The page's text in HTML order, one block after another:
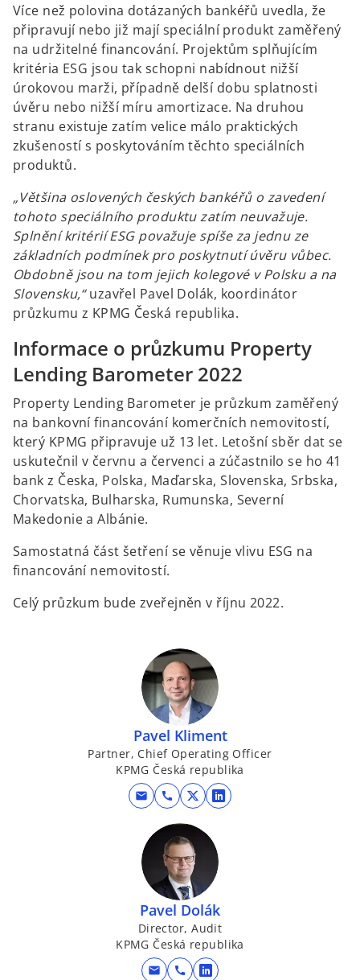
Více než polovina dotázaných bankéřů uvedla, že
připravují nebo již mají speciální produkt zaměřený
na udržitelné financování. Projektům splňujícím
kritéria ESG jsou tak schopni nabídnout nižší
úrokovou marži, případně delší dobu splatnosti
úvěru nebo nižší míru amortizace. Na druhou
stranu existuje zatím velice málo praktických
zkušeností s poskytováním těchto speciálních
produktů.
„Většina oslovených českých bankéřů o zavedení
tohoto speciálního produktu zatím neuvažuje.
Splnění kritérií ESG považuje spíše za jednu ze
základních podmínek pro poskytnutí úvěru vůbec.
Obdobně jsou na tom jejich kolegové v Polsku a na
Slovensku,“uzavřel Pavel Dolák, koordinátor
průzkumu z KPMG Česká republika.
Informace o průzkumu Property
Lending Barometer 2022
Property Lending Barometer je průzkum zaměřený
na bankovní financování komerčních nemovitostí,
který KPMG připravuje už 13 let. Letošní sběr dat se
uskutečnil v červnu a červenci a zúčastnilo se ho 41
bank z Česka, Polska, Maďarska, Slovenska, Srbska,
Chorvatska, Bulharska, Rumunska, Severní
Makedonie a Albánie.
Samostatná část šetření se věnuje vlivu ESG na
financování nemovitostí.
Celý průzkum bude zveřejněn v říjnu 2022.
Pavel Kliment
Partner, Chief Operating Officer
KPMG Česká republika
mail call
o
p
e
n
s
i
n
a
n
o
n
n
a
Pavel Dolák
Director, Audit
KPMG Česká republika
mail call